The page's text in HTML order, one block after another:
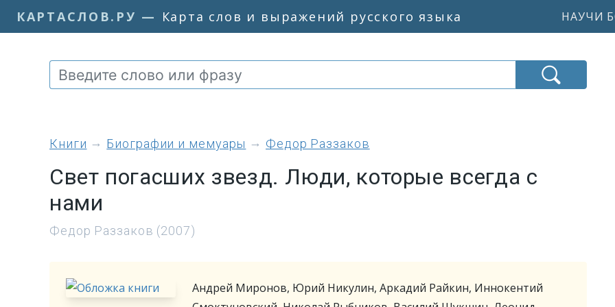
КАРТАСЛОВ.РУ — Карта слов и выражений русского языка НАУЧИ
книги Биографии и мемуары Федор Раззаков
Свет погасших звезд. Люди, которые всегда с
нами
Федор Раззаков (2007)
Андрей Миронов, Юрий Никулин, Аркадий Райкин, Иннокентий